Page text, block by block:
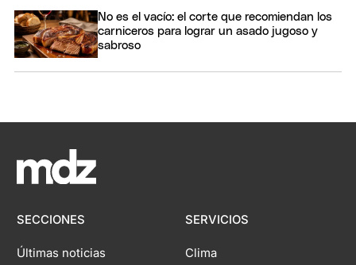
No es el vacío: el corte que recomiendan los
carniceros para lograr un asado jugoso y
sabroso
SECCIONES
Últimas noticias
SERVICIOS
Clima